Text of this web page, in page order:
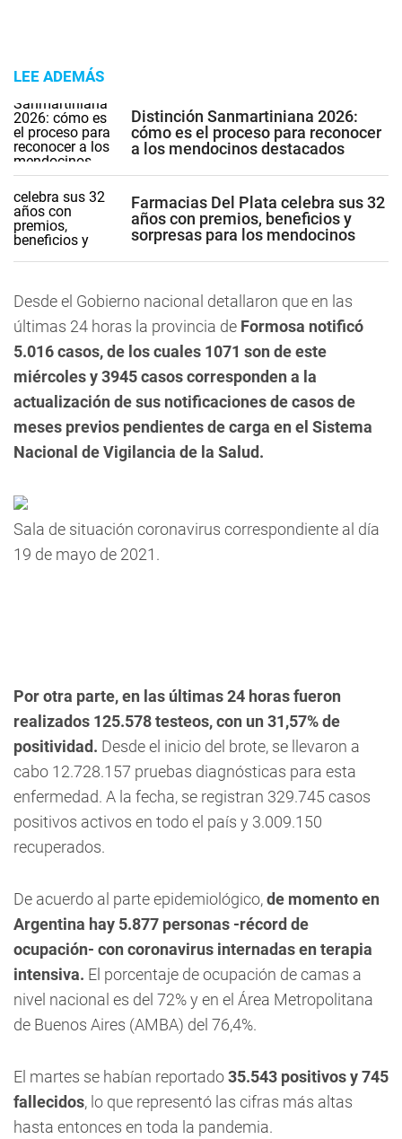
LEE ADEMÁS
Distinción Sanmartiniana 2026:
cómo es el proceso para reconocer
a los mendocinos destacados
Farmacias Del Plata celebra sus 32
años con premios, beneficios y
sorpresas para los mendocinos
Desde el Gobierno nacional detallaron que en las
últimas 24 horas la provincia de Formosa notificó
5.016 casos, de los cuales 1071 son de este
miércoles y 3945 casos corresponden a la
actualización de sus notificaciones de casos de
meses previos pendientes de carga en el Sistema
Nacional de Vigilancia de la Salud.
Sala de situación coronavirus correspondiente al día
19 de mayo de 2021.
Por otra parte, en las últimas 24 horas fueron
realizados 125.578 testeos, con un 31,57% de
positividad. Desde el inicio del brote, se llevaron a
cabo 12.728.157 pruebas diagnósticas para esta
enfermedad. A la fecha, se registran 329.745 casos
positivos activos en todo el país y 3.009.150
recuperados.
De acuerdo al parte epidemiológico,de momento en
Argentina hay 5.877 personas -récord de
ocupación- con coronavirus internadas en terapia
intensiva. El porcentaje de ocupación de camas a
nivel nacional es del 72% y en el Área Metropolitana
de Buenos Aires (AMBA) del 76,4%.
El martes se habían reportado35.543 positivos y 745
fallecidos, lo que representó las cifras más altas
hasta entonces en toda la pandemia.